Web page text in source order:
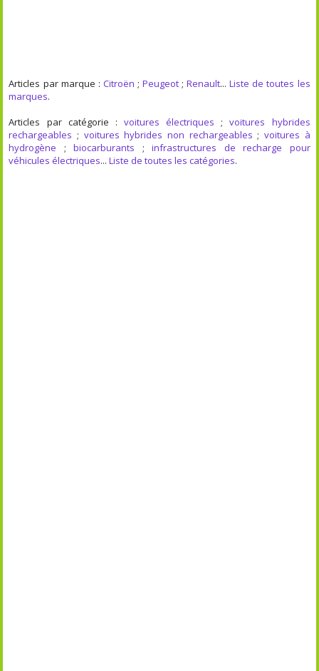
Articles par marque : Citroën ; Peugeot ;Renault...Liste de toutes les
marques.
Articles par catégorie : voitures électriques ;voitures hybrides
rechargeables ; voitures hybrides non rechargeables ; voitures à
hydrogène ;biocarburants ;infrastructures de recharge pour
véhicules électriques...Liste de toutes les catégories.